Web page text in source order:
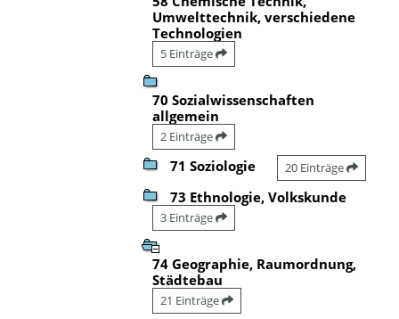
Umwelttechnik, verschiedene
Technologien
5 Einträge
70 Sozialwissenschaften
allgemein
2 Einträge
71 Soziologie 20 Einträge
73 Ethnologie, Volkskunde
3 Einträge
74 Geographie, Raumordnung,
Städtebau
21 Einträge